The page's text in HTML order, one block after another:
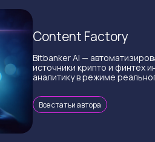
Content Factory
Bitbanker AI —
источники крипто и финтех
аналитику в режиме
Все статьи автора